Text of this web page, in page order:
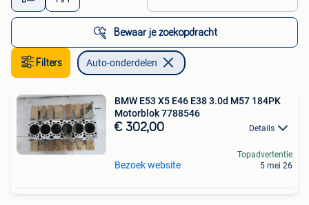
Bewaar je zoekopdracht
Filters Auto-onderdelen
BMW E53 X5 E46 E38 3.0d M57 184PK
Motorblok 7788546
€ 302,00 Details
Bezoek website
Topadvertentie
5 mei 26